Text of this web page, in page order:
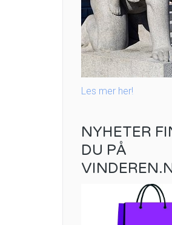
Les mer her!
NYHETER
DU PÅ